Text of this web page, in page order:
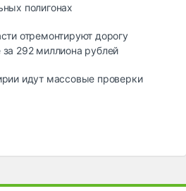
полигонах
отремонтируют дорогу
292 миллиона рублей
идут массовые проверки